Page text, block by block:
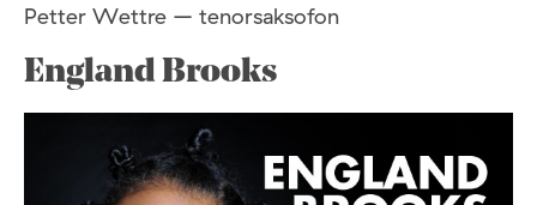
Petter Wettre – tenorsaksofon
England Brooks